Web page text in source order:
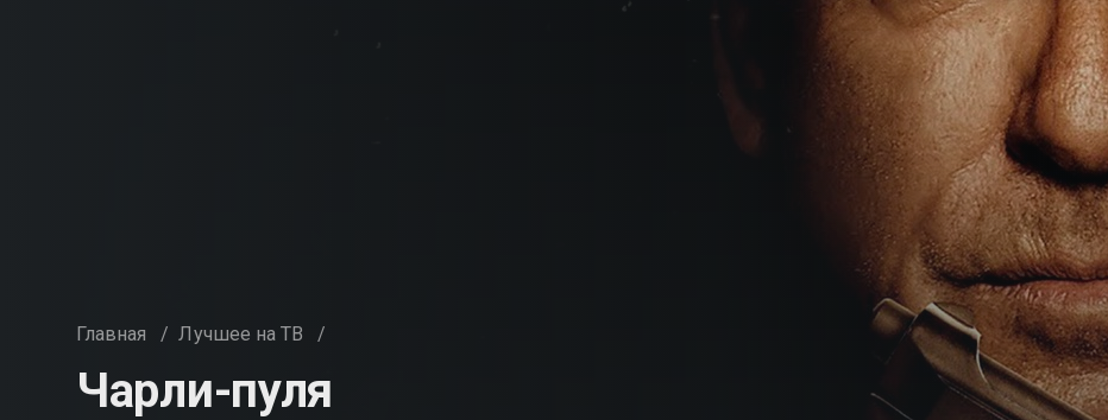
Главная / Лучшее на ТВ /
Чарли-пуля